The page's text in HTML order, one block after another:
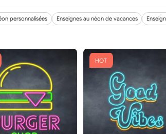
personnalisées Enseignes au néon de vacances
HOT